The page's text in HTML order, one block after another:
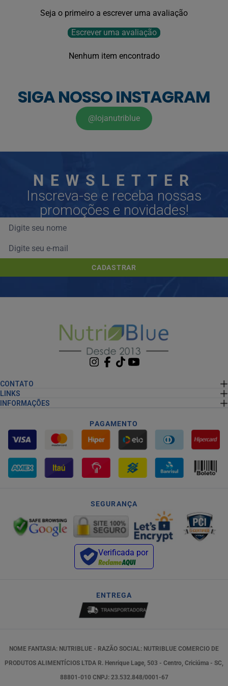
Seja o primeiro a escrever uma avaliação
Escrever uma avaliação
Nenhum item encontrado
SIGA NOSSO INSTAGRAM
@lojanutriblue
NEWSLETTER
Inscreva-se e receba nossas
promoções e novidades!
CADASTRAR
CONTATO
LINKS
INFORMAÇÕES
PAGAMENTO
SEGURANÇA
Verificada por
ENTREGA
NOME FANTASIA: NUTRIBLUE - RAZÃO SOCIAL: NUTRIBLUE COMERCIO DE
PRODUTOS ALIMENTÍCIOS LTDA R. Henrique Lage, 503 - Centro, Criciúma - SC,
88801-010 CNPJ: 23.532.848/0001-67